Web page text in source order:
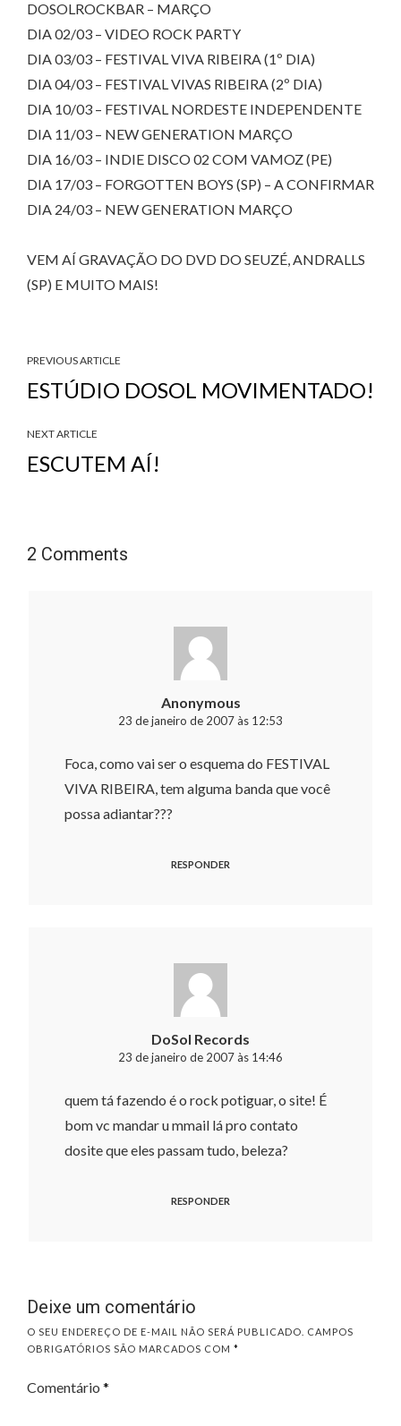
DOSOLROCKBAR – MARÇO
DIA 02/03 – VIDEO ROCK PARTY
DIA 03/03 – FESTIVAL VIVA RIBEIRA (1º DIA)
DIA 04/03 – FESTIVAL VIVAS RIBEIRA (2º DIA)
DIA 10/03 – FESTIVAL NORDESTE INDEPENDENTE
DIA 11/03 – NEW GENERATION MARÇO
DIA 16/03 – INDIE DISCO 02 COM VAMOZ (PE)
DIA 17/03 – FORGOTTEN BOYS (SP) – A CONFIRMAR
DIA 24/03 – NEW GENERATION MARÇO
VEM AÍ GRAVAÇÃO DO DVD DO SEUZÉ, ANDRALLS
(SP) E MUITO MAIS!
PREVIOUS ARTICLE
ESTÚDIO DOSOL MOVIMENTADO!
NEXT ARTICLE
ESCUTEM AÍ!
2 Comments
Anonymous
23 de janeiro de 2007 às 12:53
Foca, como vai ser o esquema do FESTIVAL
VIVA RIBEIRA, tem alguma banda que você
possa adiantar???
RESPONDER
DoSol Records
23 de janeiro de 2007 às 14:46
quem tá fazendo é o rock potiguar, o site! É
bom vc mandar u mmail lá pro contato
dosite que eles passam tudo, beleza?
RESPONDER
Deixe um comentário
O SEU ENDEREÇO DE E-MAIL NÃO SERÁ PUBLICADO.
CAMPOS
OBRIGATÓRIOS SÃO MARCADOS COM *
Comentário *